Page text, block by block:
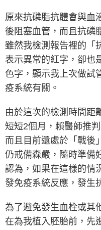
原來抗磷脂抗體會與血
後阻塞血管，而且抗磷
雖然我檢測報告裡的「
表示異常的紅字，卻也
色字，顯示我上次做試
疫系統有關。
由於這次的檢測時間距
短短2個月，賴醫師推
而且目前還處於「戰後
仍戒備森嚴，隨時準備
認為，如果在這樣的情
發免疫系統反應，發生
為了避免發生血栓或其
在為我植入胚胎前，先